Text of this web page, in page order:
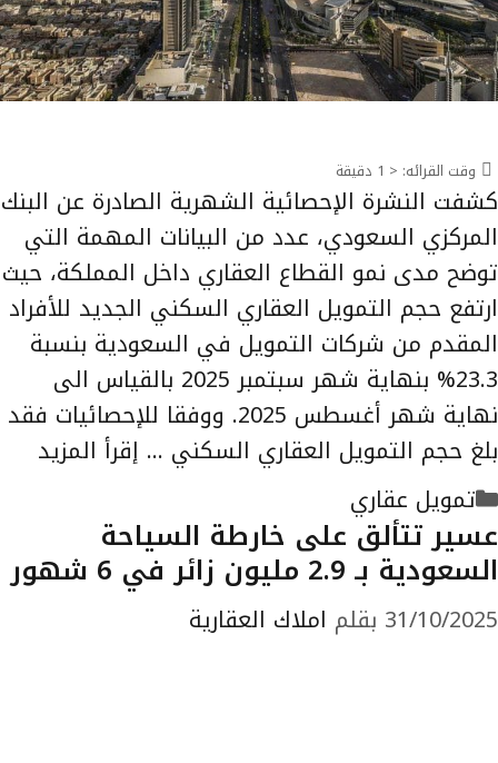
وقت القرائه: < 1 دقيقة
كشفت النشرة الإحصائية الشهرية الصادرة عن البنك
المركزي السعودي، عدد من البيانات المهمة التي
توضح مدى نمو القطاع العقاري داخل المملكة، حيث
ارتفع حجم التمويل العقاري السكني الجديد للأفراد
المقدم من شركات التمويل في السعودية بنسبة
23.3% بنهاية شهر سبتمبر 2025 بالقياس الى
نهاية شهر أغسطس 2025. ووفقا للإحصائيات فقد
بلغ حجم التمويل العقاري السكني … إقرأ المزيد
التصنيفات
تمويل عقاري
عسير تتألق على خارطة السياحة
السعودية بـ 2.9 مليون زائر في 6 شهور
31/10/2025 بقلم املاك العقارية